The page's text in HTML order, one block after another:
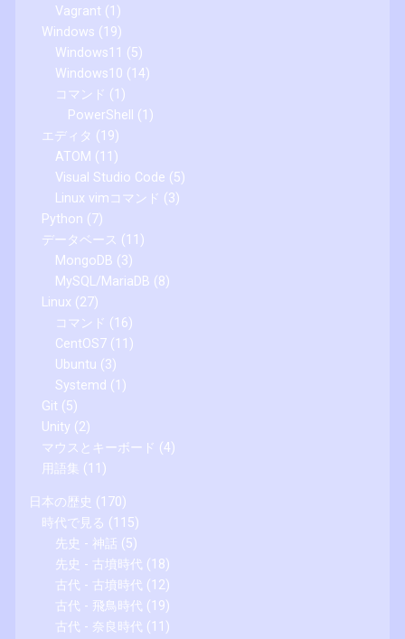
Vagrant (1)
Windows (19)
Windows11 (5)
Windows10 (14)
コマンド (1)
PowerShell
(1)
エディタ (19)
ATOM (11)
Visual Studio Code (5)
Linux vimコマンド (3)
Python (7)
データベース (11)
MongoDB (3)
MySQL/MariaDB (8)
Linux (27)
コマンド (16)
CentOS7(11)
Ubuntu (3)
Systemd (1)
Git (5)
Unity (2)
マウスとキーボード (4)
用語集 (11)
日本の歴史 (170)
時代で見る (115)
先史 - 神話 (5)
先史 - 古墳時代 (18)
古代 - 古墳時代 (12)
古代 - 飛鳥時代 (19)
古代 - 奈良時代 (11)